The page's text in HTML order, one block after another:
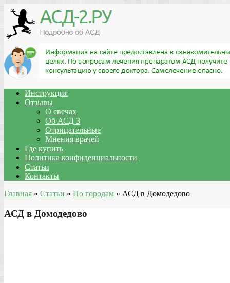
Инструкция
Отзывы
О свечах
Об АСД 3
Отрицательные
Мнения врачей
Где купить
Политика конфиденциальности
Статьи
Контакты
Главная » Статьи » По городам » АСД в Домодедово
АСД в Домодедово